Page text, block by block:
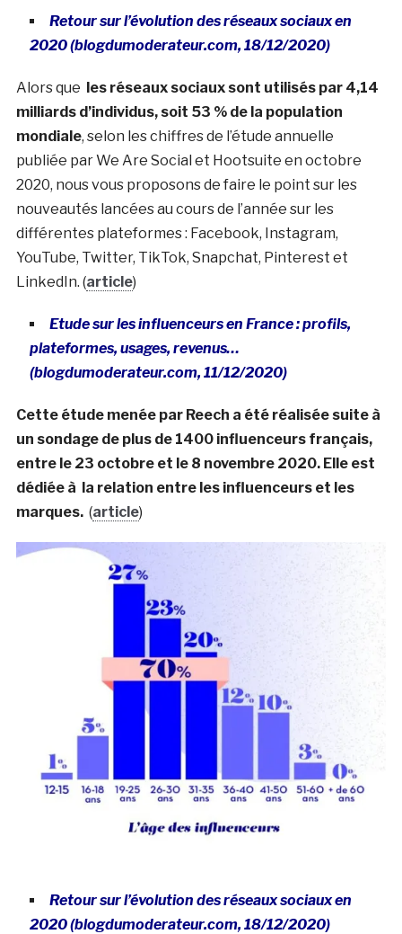
Retour sur l’évolution des réseaux sociaux en
2020 (blogdumoderateur.com, 18/12/2020)
Alors que les réseaux sociaux sont utilisés par 4,14
milliards d’individus, soit 53 % de la population
mondiale, selon les chiffres de l’étude annuelle
publiée par We Are Social et Hootsuite en octobre
2020, nous vous proposons de faire le point sur les
nouveautés lancées au cours de l’année sur les
différentes plateformes : Facebook, Instagram,
YouTube, Twitter, TikTok, Snapchat, Pinterest et
LinkedIn. (article)
Etude sur les influenceurs en France : profils,
plateformes, usages, revenus…
(blogdumoderateur.com, 11/12/2020)
Cette étude menée par Reech a été réalisée suite à
un sondage de plus de 1400 influenceurs français,
entre le 23 octobre et le 8 novembre 2020. Elle est
dédiée à la relation entre les influenceurs et les
marques. (article)
Retour sur l’évolution des réseaux sociaux en
2020 (blogdumoderateur.com, 18/12/2020)